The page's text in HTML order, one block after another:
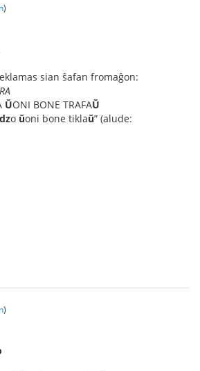
)
sian ŝafan fromaĝon:
ŬONI BONE TRAFAŬ
dzo ŭoni bone tiklaŭ” (alude:
)